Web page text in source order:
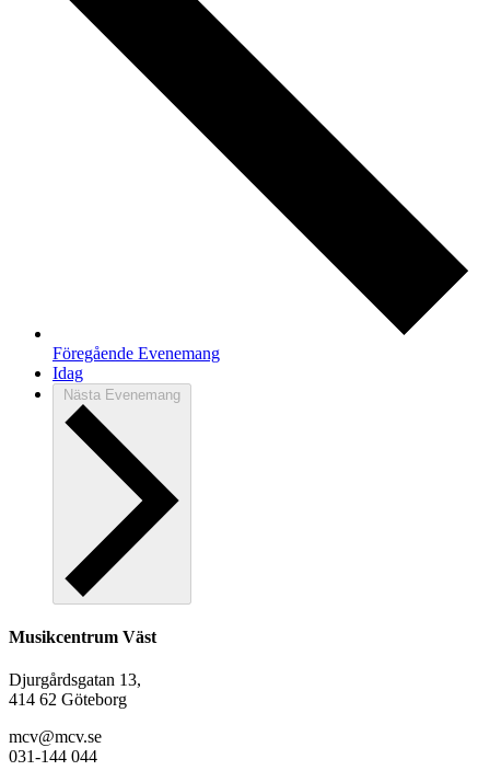
Föregående Evenemang
Idag
Nästa Evenemang
Musikcentrum Väst
Djurgårdsgatan 13,
414 62 Göteborg
mcv@mcv.se
031-144 044